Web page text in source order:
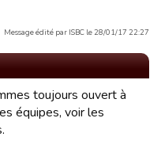
Message édité par ISBC le 28/01/17 22:27
toujours ouvert à
équipes, voir les